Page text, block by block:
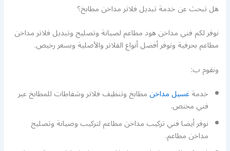
هل تبحث عن خدمة تبديل فلاتر مداخن مطابخ؟
نوفر لكم فني مداخن هود مطاعم لصيانة وتصليح وتبديل فلاتر مداخن
مطاعم بحرفية ونوفر أفضل أنواع الفلاتر والأصلية وبسعر رخيص.
ونقوم ب:
خدمةغسيل مداخنمطابخ وتنظيف فلاتر وشفاطات للمطابخ عبر
فني مختص.
نوفر أيضا فني تركيب مداخن مطاعم لتركيب وصيانة وتصليح
مداخن مطاعم.